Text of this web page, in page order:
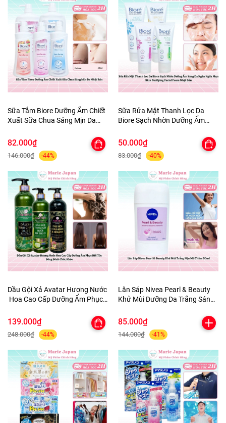
Sữa Tắm Biore Dưỡng Ẩm Chiết
Xuất Sữa Chua Sáng Mịn Da
82.000₫
146.000₫ -44%
Sữa Rửa Mặt Thanh Lọc Da
Biore Sạch Nhờn Dưỡng Ẩm
Purifying Facial Foam Nhật Bản
50.000₫
83.000₫ -40%
Dầu Gội Xả Avatar Hương Nước
Hoa Cao Cấp Dưỡng Ẩm Phục
139.000₫
248.000₫ -44%
Lăn Sáp Nivea Pearl & Beauty
Khử Mùi Dưỡng Da Trắng Sáng
85.000₫
144.000₫ -41%